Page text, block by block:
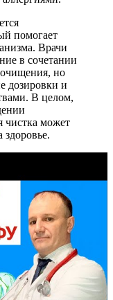
помогает
Врачи
в сочетании
но
дозировки и
В целом,
чистка может
здоровье.